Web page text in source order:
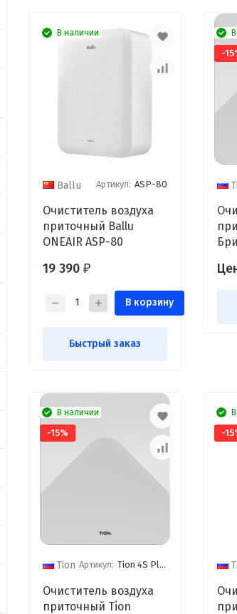
В наличии
Ballu Артикул: ASP-80
Очиститель воздуха
приточный Ballu
ONEAIR ASP-80
19 390 ₽
В корзину
Быстрый заказ
-
-15%
В наличии
Tion Артикул: Tion 4S Plus
Очиститель воздуха
приточный Tion
-